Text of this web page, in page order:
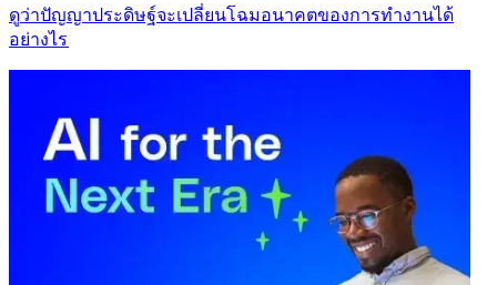
ดูว่าปัญญาประดิษฐ์จะเปลี่ยนโฉมอนาคตของการทำงานได้
อย่างไร​​